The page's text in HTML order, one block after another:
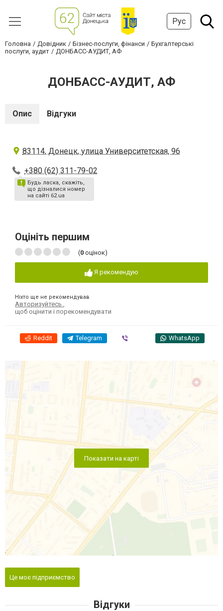
Рус
Головна Довідник Бізнес-послуги, фінанси
Бухгалтерські
послуги, аудит
ДОНБАСС-АУДИТ, АФ
ДОНБАСС-АУДИТ, АФ
Опис Відгуки
83114, Донецк, улица Университетская, 96
+380 (62) 311-79-02
Будь ласка, скажіть,
що дізналися номер
на сайті 62.ua
Оцініть першим
(0 оцінок)
Я рекомендую
Ніхто ще не рекомендував
Авторизуйтесь
щоб оцінити і порекомендувати
Reddit Telegram WhatsApp
Показати на карті
Це моє підприємство
Відгуки